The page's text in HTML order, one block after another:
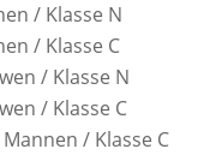
/ Klasse N
/ Klasse C
/ Klasse N
/ Klasse C
/ Klasse C